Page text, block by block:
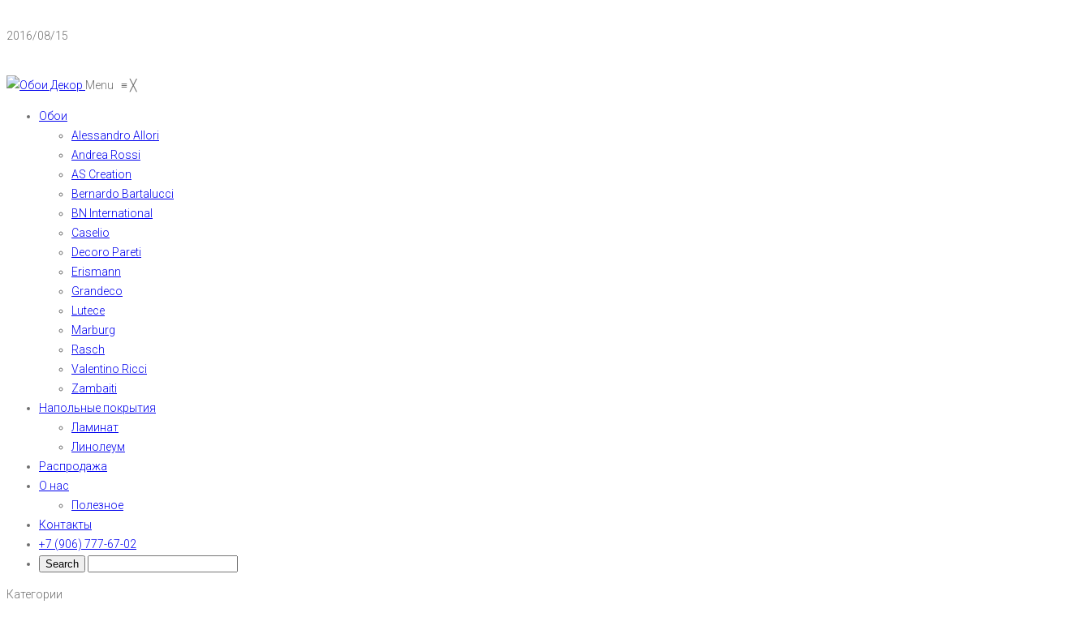
2016/08/15
Menu ≡╳
Обои
Alessandro Allori
Andrea Rossi
AS Creation
Bernardo Bartalucci
BN International
Caselio
Decoro Pareti
Erismann
Grandeco
Lutece
Marburg
Rasch
Valentino Ricci
Zambaiti
Напольные покрытия
Ламинат
Линолеум
Распродажа
О нас
Полезное
Контакты
+7 (906) 777-67-02
Категории